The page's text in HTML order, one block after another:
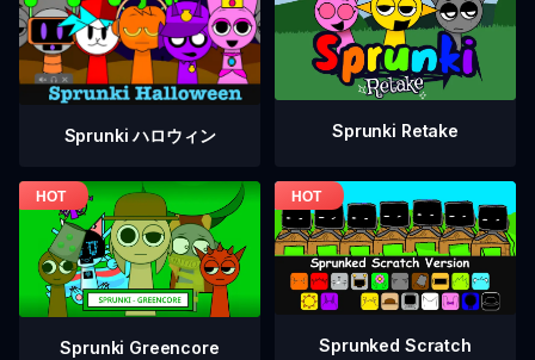
Sprunki ハロウィン Sprunki Retake
Sprunki Greencore Sprunked Scratch